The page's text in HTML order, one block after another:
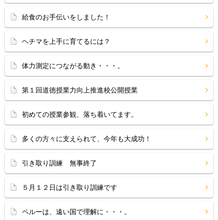
給食のお手伝いをしました！
ヘチマを上手に育てるには？
体力測定につながる動き・・・。
第１回道徳授業力向上推進校公開授業
初めての授業参観、落ち着いてます。
多くの方々に支えられて、今年も大成功！
引き取り訓練 無事終了
５月１２日は引き取り訓練です
ペルーは、遠い国で理解に・・・。